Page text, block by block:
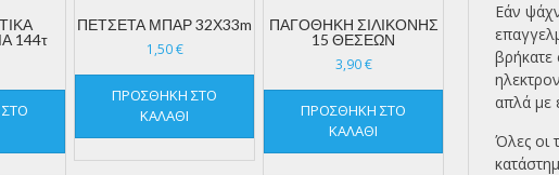
144τ
ΠΕΤΣΕΤΑ ΜΠΑΡ 32Χ33m
1,50€
ΠΡΟΣΘΉΚΗ ΣΤΟ
ΚΑΛΆΘΙ
ΠΑΓΟΘΗΚΗ ΣΙΛΙΚΟΝΗΣ
15 ΘΕΣΕΩΝ
3,90€
ΠΡΟΣΘΉΚΗ ΣΤΟ
ΚΑΛΆΘΙ
Εάν
απλά με
Όλες οι